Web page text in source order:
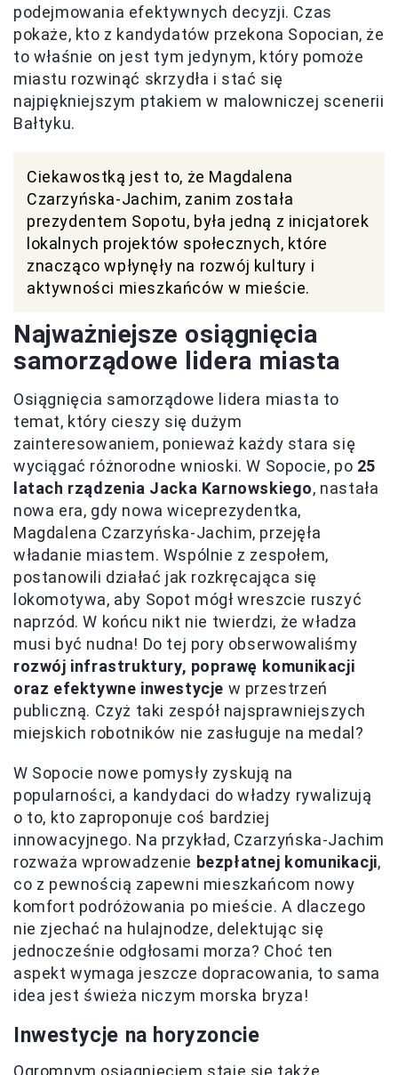
podejmowania efektywnych decyzji. Czas
pokaże, kto z kandydatów przekona Sopocian, że
to właśnie on jest tym jedynym, który pomoże
miastu rozwinąć skrzydła i stać się
najpiękniejszym ptakiem w malowniczej scenerii
Bałtyku.
Ciekawostką jest to, że Magdalena
Czarzyńska-Jachim, zanim została
prezydentem Sopotu, była jedną z inicjatorek
lokalnych projektów społecznych, które
znacząco wpłynęły na rozwój kultury i
aktywności mieszkańców w mieście.
Najważniejsze osiągnięcia
samorządowe lidera miasta
Osiągnięcia samorządowe lidera miasta to
temat, który cieszy się dużym
zainteresowaniem, ponieważ każdy stara się
wyciągać różnorodne wnioski. W Sopocie, po 25
latach rządzenia Jacka Karnowskiego, nastała
nowa era, gdy nowa wiceprezydentka,
Magdalena Czarzyńska-Jachim, przejęła
władanie miastem. Wspólnie z zespołem,
postanowili działać jak rozkręcająca się
lokomotywa, aby Sopot mógł wreszcie ruszyć
naprzód. W końcu nikt nie twierdzi, że władza
musi być nudna! Do tej pory obserwowaliśmy
rozwój infrastruktury, poprawę komunikacji
oraz efektywne inwestycje w przestrzeń
publiczną. Czyż taki zespół najsprawniejszych
miejskich robotników nie zasługuje na medal?
W Sopocie nowe pomysły zyskują na
popularności, a kandydaci do władzy rywalizują
o to, kto zaproponuje coś bardziej
innowacyjnego. Na przykład, Czarzyńska-Jachim
rozważa wprowadzenie bezpłatnej komunikacji,
co z pewnością zapewni mieszkańcom nowy
komfort podróżowania po mieście. A dlaczego
nie zjechać na hulajnodze, delektując się
jednocześnie odgłosami morza? Choć ten
aspekt wymaga jeszcze dopracowania, to sama
idea jest świeża niczym morska bryza!
Inwestycje na horyzoncie
Ogromnym osiągnięciem staje się także